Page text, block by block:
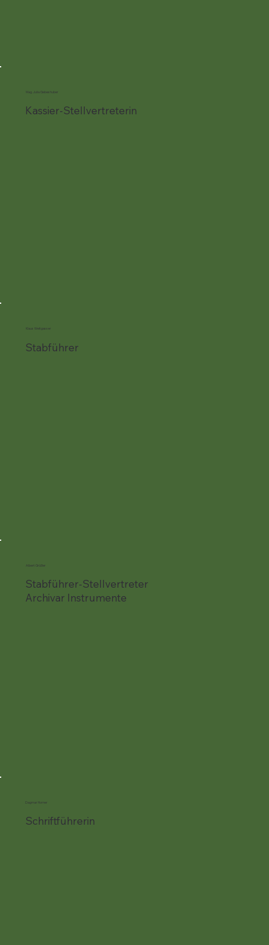
Mag. Julia Gebeshuber
Kassier-Stellvertreterin
Klaus Weitgasser
Stabführer
Albert Grüßer
Stabführer-Stellvertreter
Archivar Instrumente
Dagmar Horner
Schriftführerin